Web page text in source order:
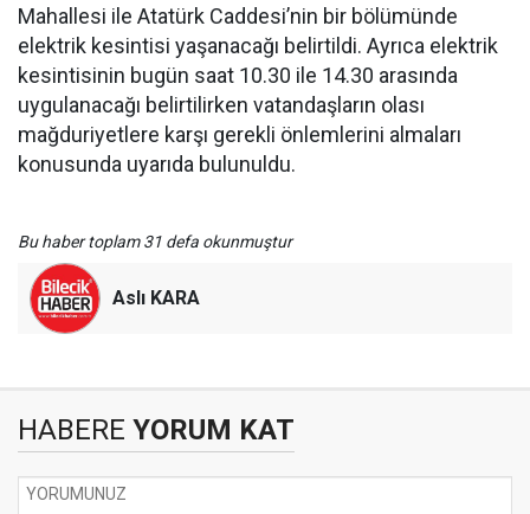
Mahallesi ile Atatürk Caddesi’nin bir bölümünde
elektrik kesintisi yaşanacağı belirtildi. Ayrıca elektrik
kesintisinin bugün saat 10.30 ile 14.30 arasında
uygulanacağı belirtilirken vatandaşların olası
mağduriyetlere karşı gerekli önlemlerini almaları
konusunda uyarıda bulunuldu.
Bu haber toplam 31 defa okunmuştur
Aslı KARA
HABERE YORUM KAT